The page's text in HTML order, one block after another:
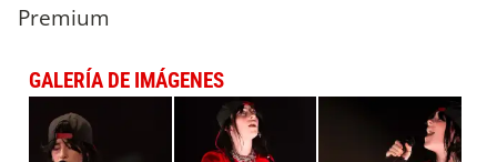
Premium
GALERÍA DE IMÁGENES